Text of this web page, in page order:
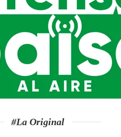
#La Original